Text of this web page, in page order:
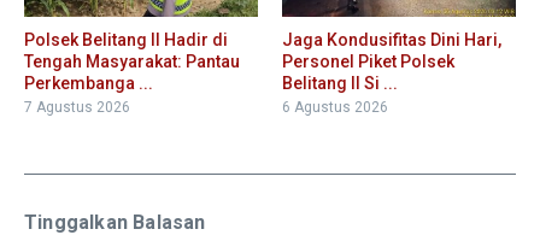
Polsek Belitang II Hadir di
Tengah Masyarakat: Pantau
Perkembanga ...
7 Agustus 2026
Jaga Kondusifitas Dini Hari,
Personel Piket Polsek
Belitang II Si ...
6 Agustus 2026
Tinggalkan Balasan